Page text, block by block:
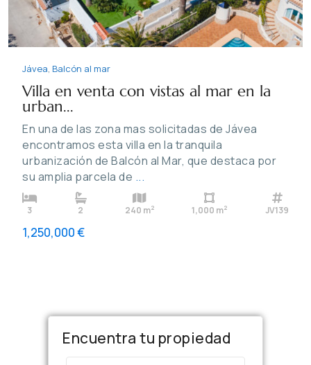
Jávea Balcón al mar
Villa en venta con vistas al mar en la
urban...
En una de las zona mas solicitadas de Jávea
encontramos esta villa en la tranquila
urbanización de Balcón al Mar, que destaca por
su amplia parcela de ...
3 2 240 m2 1,000 m2 JV139
1,250,000 €
Encuentra tu propiedad